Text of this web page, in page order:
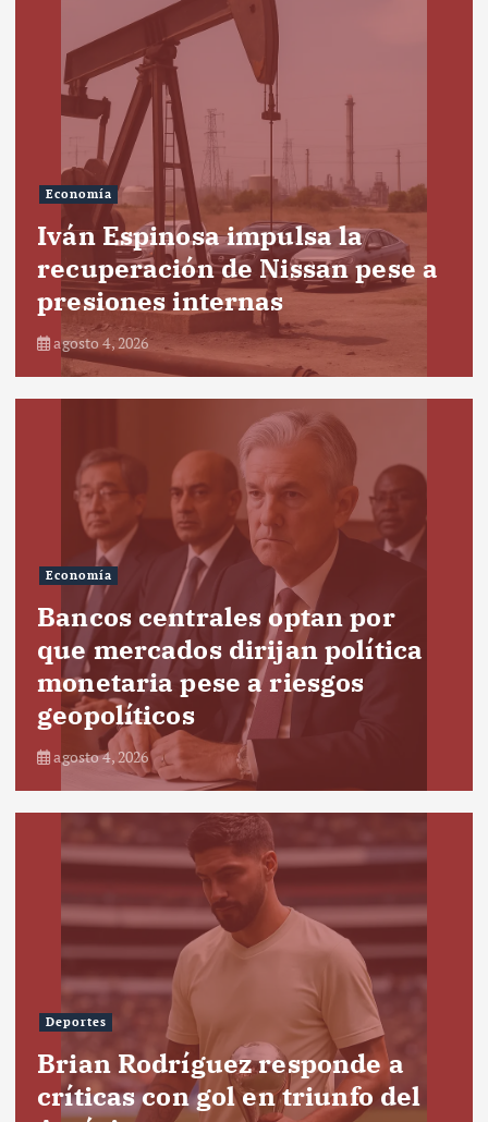
Economía
Iván Espinosa impulsa la
recuperación de Nissan pese a
presiones internas
agosto 4, 2026
Economía
Bancos centrales optan por
que mercados dirijan política
monetaria pese a riesgos
geopolíticos
agosto 4, 2026
Deportes
Brian Rodríguez responde a
críticas con gol en triunfo del